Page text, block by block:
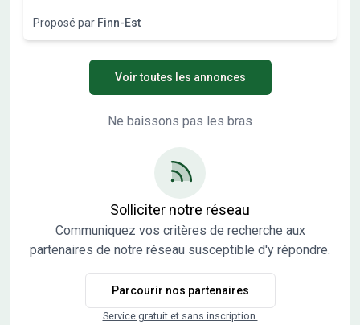
poste...),DTMR Immo vous présente votre future maison
individuelle au sein d'un programme de quatre villas de
standing d'environ 100m² chacune, de type T4, avec deux
places de stationnement dont une couverte, terrasse... en
formule clés en main. 299 000 € tout compris, maison +
Proposé par Finn-Est
Voir toutes les annonces
Ne baissons pas les bras
Solliciter notre réseau
Communiquez vos critères de recherche aux
partenaires de notre réseau susceptible d'y répondre.
Parcourir nos partenaires
Service gratuit et sans inscription.